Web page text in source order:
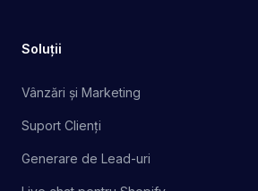
Soluții
Vânzări și Marketing
Suport Clienți
Generare de Lead-uri